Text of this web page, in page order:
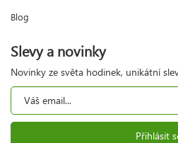
Blog
Slevy a novinky
Novinky ze světa hodinek, unikátní
Přihlásit